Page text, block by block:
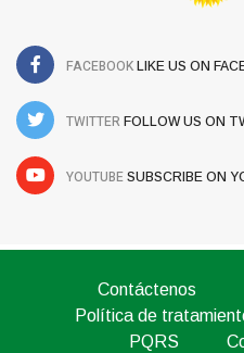
FACEBOOK LIKE US ON
TWITTER FOLLOW US ON
YOUTUBE SUBSCRIBE ON
Contáctenos
Política de
PQRS